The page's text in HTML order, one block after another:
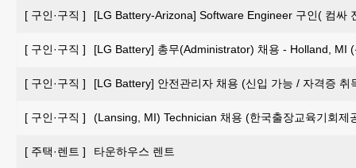
[ 구인·구직 ] [LG Battery-Arizona] Software Engineer 구인( 컴싸
[ 구인·구직 ] [LG Battery] 총무(Administrator) 채용 - Holland, MI
[ 구인·구직 ] [LG Battery] 안전관리자 채용 (신입 가능 / 자격증 취
[ 구인·구직 ] (Lansing, MI) Technician 채용 (한국출장교육기회제
[ 주택·렌트 ] 타운하우스 렌트